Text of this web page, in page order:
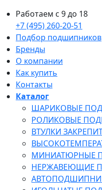
Работаем с 9 до 18
+7 (495) 260-20-51
Подбор подшипников
Бренды
О компании
Как купить
Контакты
Каталог
ШАРИКОВЫЕ
РОЛИКОВЫЕ
ВТУЛКИ
МИНИАТЮРНЫЕ
НЕРЖАВЕЮЩИЕ